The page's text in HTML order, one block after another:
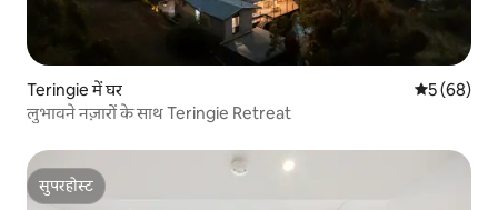
Teringie में घर औसत रेटिंग
5 (68)
लुभावने नज़ारों के साथ Teringie Retreat
सुपरहोस्ट
सुपरहोस्ट